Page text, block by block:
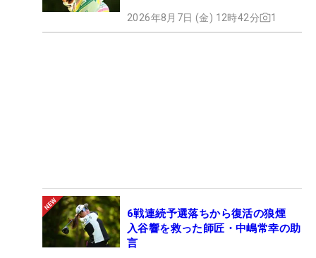
2026年8月7日 (金) 12時42分 1
6戦連続予選落ちから復活の狼煙
入谷響を救った師匠・中嶋常幸の助
言